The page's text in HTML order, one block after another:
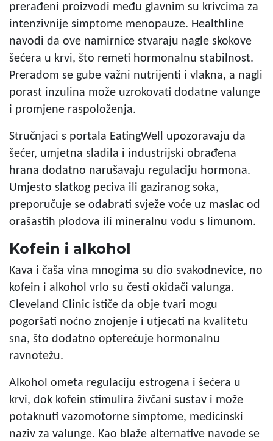
prerađeni proizvodi među glavnim su krivcima za
intenzivnije simptome menopauze. Healthline
navodi da ove namirnice stvaraju nagle skokove
šećera u krvi, što remeti hormonalnu stabilnost.
Preradom se gube važni nutrijenti i vlakna, a nagli
porast inzulina može uzrokovati dodatne valunge
i promjene raspoloženja.
Stručnjaci s portala EatingWell upozoravaju da
šećer, umjetna sladila i industrijski obrađena
hrana dodatno narušavaju regulaciju hormona.
Umjesto slatkog peciva ili gaziranog soka,
preporučuje se odabrati svježe voće uz maslac od
orašastih plodova ili mineralnu vodu s limunom.
Kofein i alkohol
Kava i čaša vina mnogima su dio svakodnevice, no
kofein i alkohol vrlo su česti okidači valunga.
Cleveland Clinic ističe da obje tvari mogu
pogoršati noćno znojenje i utjecati na kvalitetu
sna, što dodatno opterećuje hormonalnu
ravnotežu.
Alkohol ometa regulaciju estrogena i šećera u
krvi, dok kofein stimulira živčani sustav i može
potaknuti vazomotorne simptome, medicinski
naziv za valunge. Kao blaže alternative navode se